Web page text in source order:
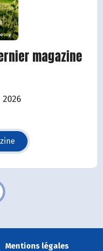
magazine
Mentions légales